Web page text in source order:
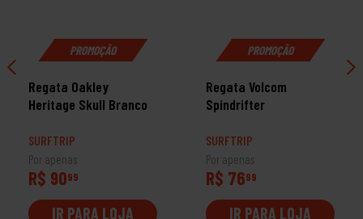
PROMOÇÃO
Regata Oakley
Heritage Skull Branco
SURFTRIP
Por apenas
R$ 9099
IR PARA LOJA
PROMOÇÃO
Regata Volcom
Spindrifter
SURFTRIP
Por apenas
R$ 7699
IR PARA LOJA